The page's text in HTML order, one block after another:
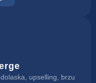
upselling, brzu